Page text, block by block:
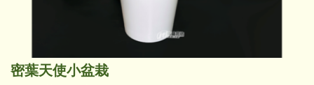
密葉天使小盆栽